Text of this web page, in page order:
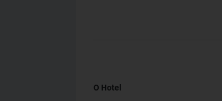
O Hotel